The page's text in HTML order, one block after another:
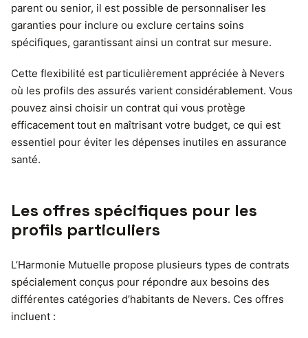
parent ou senior, il est possible de personnaliser les
garanties pour inclure ou exclure certains soins
spécifiques, garantissant ainsi un contrat sur mesure.
Cette flexibilité est particulièrement appréciée à Nevers
où les profils des assurés varient considérablement. Vous
pouvez ainsi choisir un contrat qui vous protège
efficacement tout en maîtrisant votre budget, ce qui est
essentiel pour éviter les dépenses inutiles en assurance
santé.
Les offres spécifiques pour les
profils particuliers
L’Harmonie Mutuelle propose plusieurs types de contrats
spécialement conçus pour répondre aux besoins des
différentes catégories d’habitants de Nevers. Ces offres
incluent :